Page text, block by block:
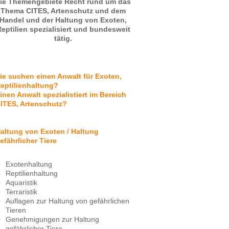
Themengebiete Recht rund um das
Thema CITES, Artenschutz und dem
Handel und der Haltung von Exoten,
spezialisiert und bundesweit
tätig.
suchen einen Anwalt für Exoten,
Anwalt spezialistiert im Bereich
Artenschutz?
von Exoten / Haltung
Tiere
Exotenhaltung
Reptilienhaltung
Aquaristik
Terraristik
Auflagen zur Haltung von gefährlichen
Tieren
Genehmigungen zur Haltung